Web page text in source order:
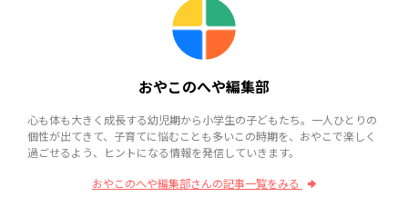
おやこのへや編集部
心も体も大きく成長する幼児期から小学生の子どもたち。一人ひとりの
個性が出てきて、子育てに悩むことも多いこの時期を、おやこで楽しく
過ごせるよう、ヒントになる情報を発信していきます。
おやこのへや編集部さんの記事一覧をみる